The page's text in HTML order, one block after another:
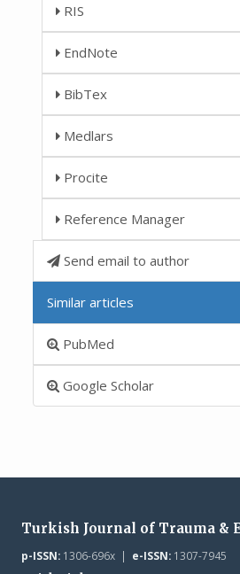
RIS
EndNote
BibTex
Medlars
Procite
Reference Manager
Send email to author
Similar articles
PubMed
Google Scholar
Turkish Journal of Trauma &
p-ISSN:1306-696x | e-ISSN:1307-7945